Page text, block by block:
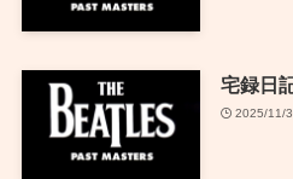
宅録日
2025/11/